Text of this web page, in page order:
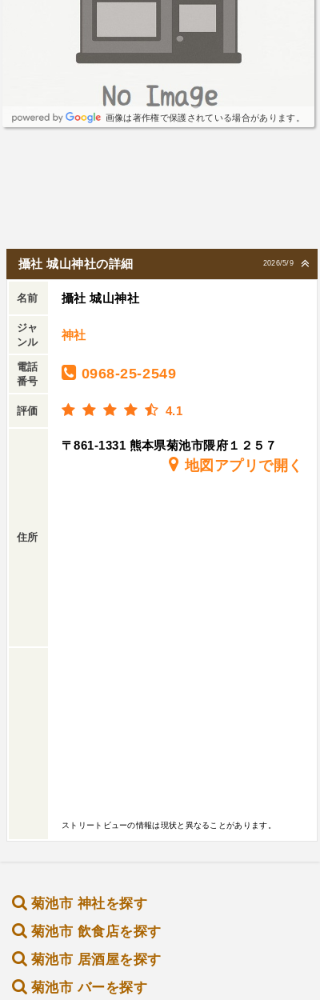
画像は著作権で保護されている場合があります。
2026/5/9
攝社 城山神社の詳細
名前 攝社 城山神社
ジャ
ンル
神社
電話
番号
0968-25-2549
評価 4.1
住所
〒861-1331 熊本県菊池市隈府１２５７
地図アプリで開く
ストリートビューの情報は現状と異なることがあります。
菊池市 神社を探す
菊池市 飲食店を探す
菊池市 居酒屋を探す
菊池市 バーを探す